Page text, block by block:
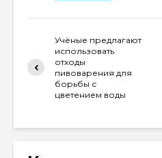
Учёные предлагают
использовать
отходы
пивоварения для
борьбы с
цветением воды